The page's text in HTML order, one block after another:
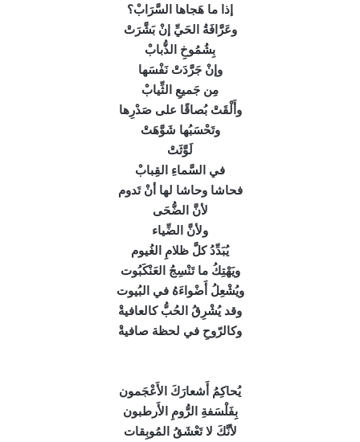
إذا ما هَجاها السَّرَابْ؟
وعَرَّافَةُ الحَيِّ إنْ بَشَّرَتْ
بِشُمُوخِ الذُّبابْ
وإنْ جَرَّدَتْ نَفْسَها
مِن جَميعِ الثِّيابْ
وأَلْقَتْ بُصاقًا على صَدْرِها
وتَحْسَبُها شَوَّهَتْ
لَوَّثَتْ
في السَّماءِ القِبابْ
فحاشا وحاشا لها أنْ تَدوم
لأنَّ الضُّحَى
ولأنَّ الضِّياء
يُبَدِّدُ كلَّ ظلامِ الغُيوم
ويَهْتِكُ ما تَنْسِجُ العَنْكَبُوت
ويُشْعِلُ أَضْواءَهُ في البُيوت
وقد يُشْرِقُ الحُبُّ كالعافيةْ
وكالرّوحِ في لحظة صافيةْ
يُحاكِمُ أَشعارَكَ الأَعْجَمون
بِفَلْسَفةِ الرُّومِ الأَرطبون
لأنَّكَ لا تَعْشَقُ المُوبِقات